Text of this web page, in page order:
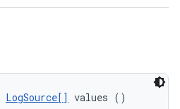
LogSource[] values ()